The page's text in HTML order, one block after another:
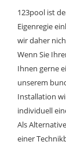
123pool ist
Eigenregie
wir daher
Wenn Sie
Ihnen gerne
unserem
Installation
individuell
Als
einer